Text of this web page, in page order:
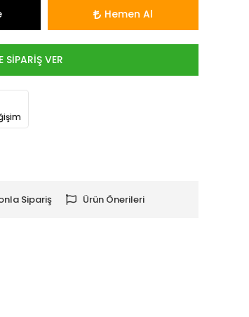
Hemen Al
SİPARİŞ VER
Sipariş Ürün Önerileri